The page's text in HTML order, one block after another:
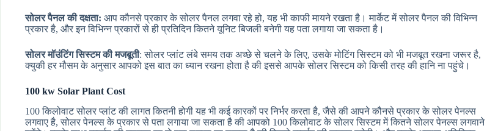
सोलर पैनल की दक्षता: आप कौनसे प्रकार के सोलर पैनल लगवा रहे हो, यह भी काफी मायने रखता है। मार्केट में सोलर पैनल की विभिन्न
प्रकार है, और इन विभिन्न प्रकारों से ही प्रतिदिन कितने यूनिट बिजली बनेगी यह पता लगाया जा सकता है।
सोलर मॉउंटिंग सिस्टम की मजबूती: सोलर प्लांट लंबे समय तक अच्छे से चलने के लिए, उसके मोटिंग सिस्टम को भी मजबूत रखना जरूर है,
क्युकी हर मौसम के अनुसार आपको इस बात का ध्यान रखना होता है की इससे आपके सोलर सिस्टम को किसी तरह की हानि ना पहुंचे।
100 kw Solar Plant Cost
100 किलोवाट सोलर प्लांट की लागत कितनी होगी यह भी कई कारकों पर निर्भर करता है, जैसे की आपने कौनसे प्रकार के सोलर पेनल्स
लगवाए है, सोलर पेनल्स के प्रकार से पता लगाया जा सकता है की आपको 100 किलोवाट के सोलर सिस्टम में कितने सोलर पेनल्स लगवाने